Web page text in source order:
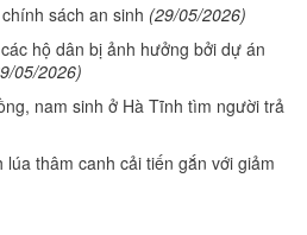
sách an sinh (29/05/2026)
hộ dân bị ảnh hưởng bởi dự án
05/2026)
nam sinh ở Hà Tĩnh tìm người trả
thâm canh cải tiến gắn với giảm